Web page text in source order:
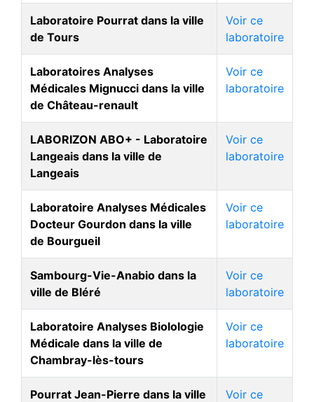
Laboratoire Pourrat dans la ville
de Tours
Voir ce
laboratoire
Laboratoires Analyses
Médicales Mignucci dans la ville
de Château-renault
Voir ce
laboratoire
LABORIZON ABO+ - Laboratoire
Langeais dans la ville de
Langeais
Voir ce
laboratoire
Laboratoire Analyses Médicales
Docteur Gourdon dans la ville
de Bourgueil
Voir ce
laboratoire
Sambourg-Vie-Anabio dans la
ville de Bléré
Voir ce
laboratoire
Laboratoire Analyses Biolologie
Médicale dans la ville de
Chambray-lès-tours
Voir ce
laboratoire
Pourrat Jean-Pierre dans la ville
Voir ce